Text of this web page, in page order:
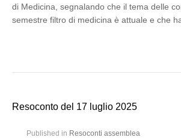
di Medicina, segnalando che il tema delle
semestre filtro di medicina è attuale e che
Resoconto del 17 luglio 2025
Published in Resoconti assemblea